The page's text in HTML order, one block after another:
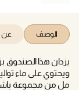
الوصف عن
يزدان هذا الصندوق
مل من مجموعة باشا